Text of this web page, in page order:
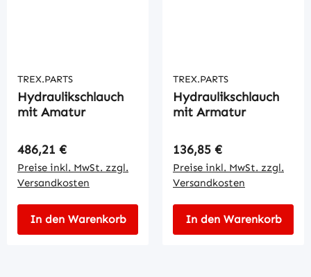
TREX.PARTS
Hydraulikschlauch
mit Amatur
Regulärer Preis:
486,21 €
Preise inkl. MwSt. zzgl.
Versandkosten
In den Warenkorb
TREX.PARTS
Hydraulikschlauch
mit Armatur
Regulärer Preis:
136,85 €
Preise inkl. MwSt. zzgl.
Versandkosten
In den Warenkorb